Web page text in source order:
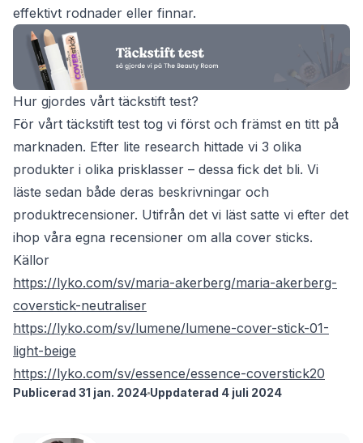
effektivt rodnader eller finnar.
Hur gjordes vårt täckstift test?
För vårt täckstift test tog vi först och främst en titt på
marknaden. Efter lite research hittade vi 3 olika
produkter i olika prisklasser – dessa fick det bli. Vi
läste sedan både deras beskrivningar och
produktrecensioner. Utifrån det vi läst satte vi efter det
ihop våra egna recensioner om alla cover sticks.
Källor
https://lyko.com/sv/maria-akerberg/maria-akerberg-
coverstick-neutraliser
https://lyko.com/sv/lumene/lumene-cover-stick-01-
light-beige
https://lyko.com/sv/essence/essence-coverstick20
Publicerad 31 jan. 2024 Uppdaterad 4 juli 2024